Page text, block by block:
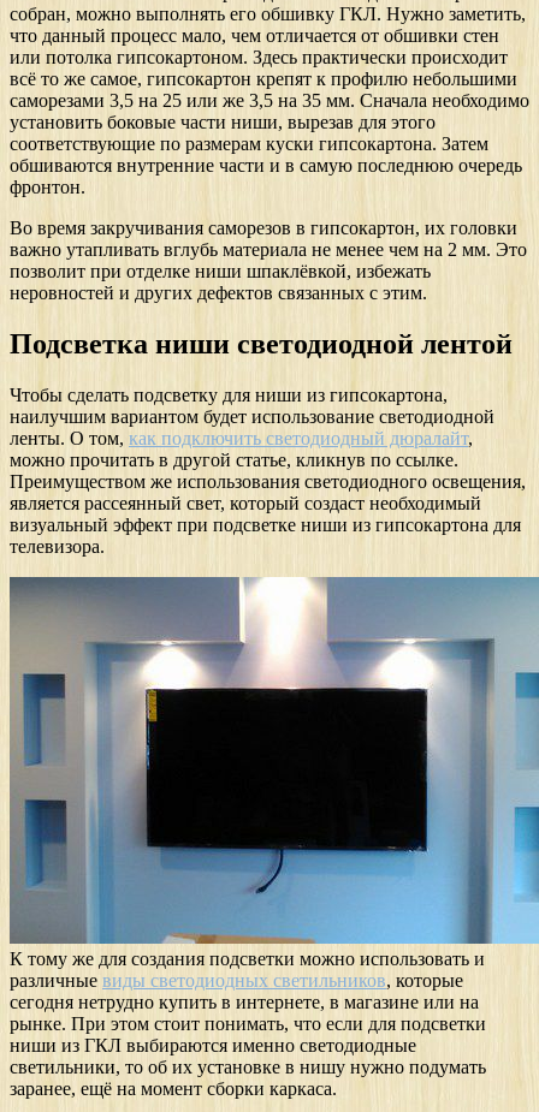
собран, можно выполнять его обшивку ГКЛ. Нужно заметить,
что данный процесс мало, чем отличается от обшивки стен
или потолка гипсокартоном. Здесь практически происходит
всё то же самое, гипсокартон крепят к профилю небольшими
саморезами 3,5 на 25 или же 3,5 на 35 мм. Сначала необходимо
установить боковые части ниши, вырезав для этого
соответствующие по размерам куски гипсокартона. Затем
обшиваются внутренние части и в самую последнюю очередь
фронтон.
Во время закручивания саморезов в гипсокартон, их головки
важно утапливать вглубь материала не менее чем на 2 мм. Это
позволит при отделке ниши шпаклёвкой, избежать
неровностей и других дефектов связанных с этим.
Подсветка ниши светодиодной лентой
Чтобы сделать подсветку для ниши из гипсокартона,
наилучшим вариантом будет использование светодиодной
ленты. О том, как подключить светодиодный дюралайт,
можно прочитать в другой статье, кликнув по ссылке.
Преимуществом же использования светодиодного освещения,
является рассеянный свет, который создаст необходимый
визуальный эффект при подсветке ниши из гипсокартона для
телевизора.
К тому же для создания подсветки можно использовать и
различные виды светодиодных светильников, которые
сегодня нетрудно купить в интернете, в магазине или на
рынке. При этом стоит понимать, что если для подсветки
ниши из ГКЛ выбираются именно светодиодные
светильники, то об их установке в нишу нужно подумать
заранее, ещё на момент сборки каркаса.